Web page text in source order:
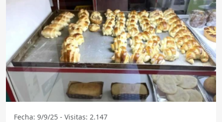
Fecha: 9/9/25 - Visitas: 2.147